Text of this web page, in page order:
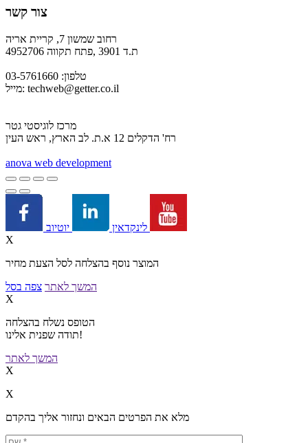
צור קשר
רחוב שמשון 7, קריית אריה
ת.ד 3901 ,פתח תקווה 4952706
טלפון: 03-5761660
מייל: techweb@getter.co.il
מרכז לוגיסטי גטר
רח' הדקלים 12 א.ת. לב הארץ, ראש העין
anova web development
לינקדאין
X
המוצר נוסף בהצלחה לסל הצעת מחיר
המשך לאתר צפה בסל
X
הטופס נשלח בהצלחה
תודה שפנית אלינו!
המשך לאתר
X
X
מלא את הפרטים הבאים ונחזור אליך בהקדם